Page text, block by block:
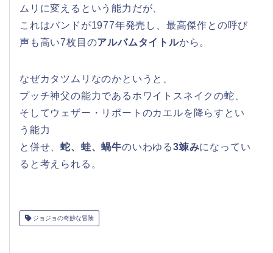
ムリに変えるという能力だが、
これはバンドが1977年発売し、最高傑作との呼び
声も高い7枚目のアルバムタイトルから。
なぜカタツムリなのかというと、
プッチ神父の能力であるホワイトスネイクの蛇、
そしてウェザー・リポートのカエルを降らすとい
う能力
と併せ、蛇、蛙、蝸牛のいわゆる3竦みになってい
ると考えられる。
ジョジョの奇妙な冒険